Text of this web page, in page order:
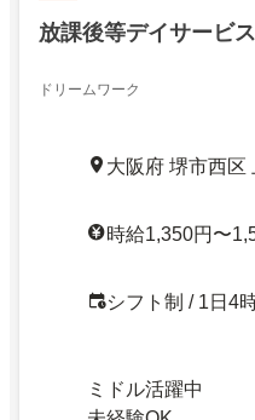
放課後等デイサービ
ドリームワーク
大阪府 堺市西区
時給1,350円〜
シフト制 / 1日4
ミドル活躍中